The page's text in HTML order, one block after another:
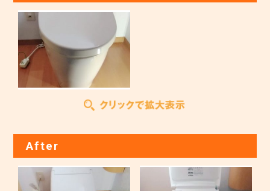
After